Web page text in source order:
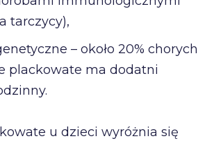
tarczycy),
– około 20% chorych
plackowate ma dodatni
u dzieci wyróżnia się